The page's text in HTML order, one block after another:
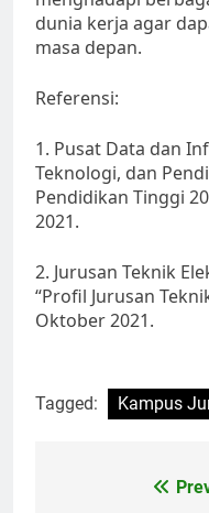
dunia kerja agar
masa depan.
Referensi:
1. Pusat Data dan
Teknologi, dan
Pendidikan Tinggi
2021.
2. Jurusan Teknik
“Profil Jurusan
Oktober 2021.
Tagged: Kampus